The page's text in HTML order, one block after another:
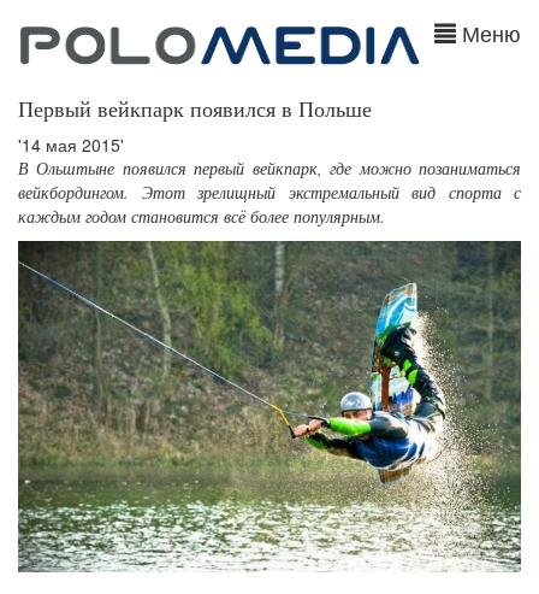
Меню
Первый вейкпарк появился в Польше
'14 мая 2015'
В Ольштыне появился первый вейкпарк, где можно позаниматься
вейкбордингом. Этот зрелищный экстремальный вид спорта с
каждым годом становится всё более популярным.